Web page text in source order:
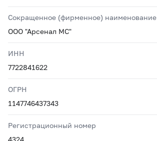
Сокращенное (фирменное) наименование
ООО "Арсенал МС"
ИНН
7722841622
ОГРН
1147746437343
Регистрационный номер
4324